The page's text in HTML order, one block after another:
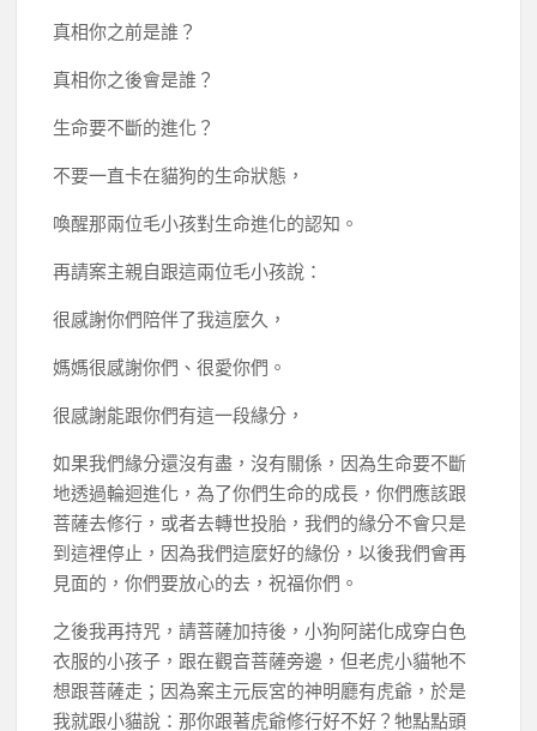
真相你之前是誰？
真相你之後會是誰？
生命要不斷的進化？
不要一直卡在貓狗的生命狀態，
喚醒那兩位毛小孩對生命進化的認知。
再請案主親自跟這兩位毛小孩說：
很感謝你們陪伴了我這麼久，
媽媽很感謝你們、很愛你們。
很感謝能跟你們有這一段緣分，
如果我們緣分還沒有盡，沒有關係，因為生命要不斷
地透過輪迴進化，為了你們生命的成長，你們應該跟
菩薩去修行，或者去轉世投胎，我們的緣分不會只是
到這裡停止，因為我們這麼好的緣份，以後我們會再
見面的，你們要放心的去，祝福你們。
之後我再持咒，請菩薩加持後，小狗阿諾化成穿白色
衣服的小孩子，跟在觀音菩薩旁邊，但老虎小貓牠不
想跟菩薩走；因為案主元辰宮的神明廳有虎爺，於是
我就跟小貓說：那你跟著虎爺修行好不好？牠點點頭